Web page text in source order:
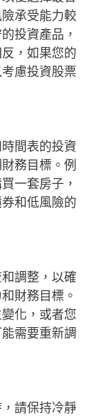
承受能力較
投資產品，
，如果您的
慮投資股票
間表的投資
務目標。例
一套房子，
和低風險的
調整，以確
財務目標。
化，或者您
需要重新調
請保持冷靜